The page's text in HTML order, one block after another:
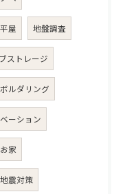
平屋 地盤調査
ストレージ
ボルダリング
ーション
家
地震対策